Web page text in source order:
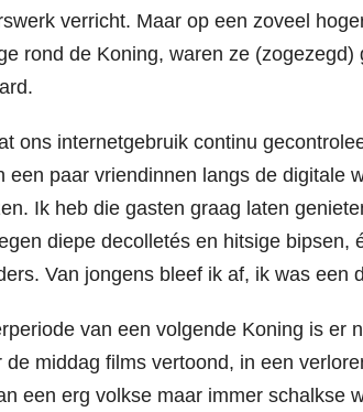
verricht. Maar op een zoveel
rond de Koning, waren ze (zogezegd)
ons internetgebruik continu
een paar vriendinnen langs de digitale
Ik heb die gasten graag laten
diepe decolletés en hitsige bipsen,
Van jongens bleef ik af, ik was een
van een volgende Koning is er
de middag films vertoond, in een
een erg volkse maar immer schalkse